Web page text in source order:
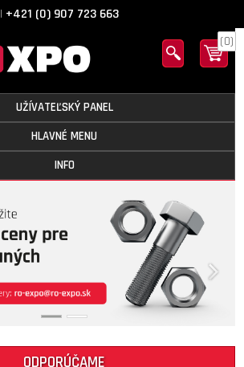
| +421 (0) 907 723 663
(0)
UŽÍVATEĽSKÝ PANEL
HLAVNÉ MENU
INFO
ODPORÚČAME